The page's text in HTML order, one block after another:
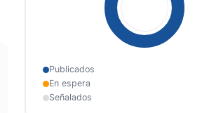
Publicados
En espera
Señalados